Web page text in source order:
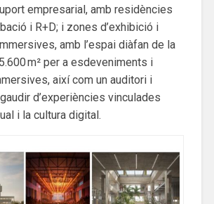
empresarial, amb residències
i R+D; i zones d’exhibició i
amb l’espai diàfan de la
m² per a esdeveniments i
així com un auditori i
d’experiències vinculades
i la cultura digital.